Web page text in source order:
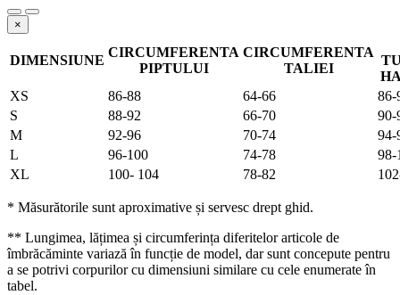
×
DIMENSIUNE
CIRCUMFERENTA
PIPTULUI
CIRCUMFERENTA
TALIEI
XS
86-88 64-66
86-
S
88-92 66-70
90-
M
92-96 70-74
94-
L
96-100 74-78
98-
XL
100- 104 78-82
* Măsurătorile sunt aproximative și servesc drept ghid.
** Lungimea, lățimea și circumferința diferitelor articole de
îmbrăcăminte variază în funcție de model, dar sunt concepute pentru
a se potrivi corpurilor cu dimensiuni similare cu cele enumerate în
tabel.